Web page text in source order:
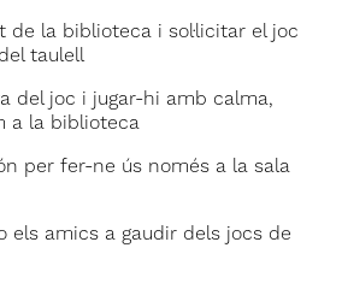
de la biblioteca i sol·licitar el joc
taulell
del joc i jugar-hi amb calma,
a la biblioteca
per fer-ne ús només a la sala
els amics a gaudir dels jocs de